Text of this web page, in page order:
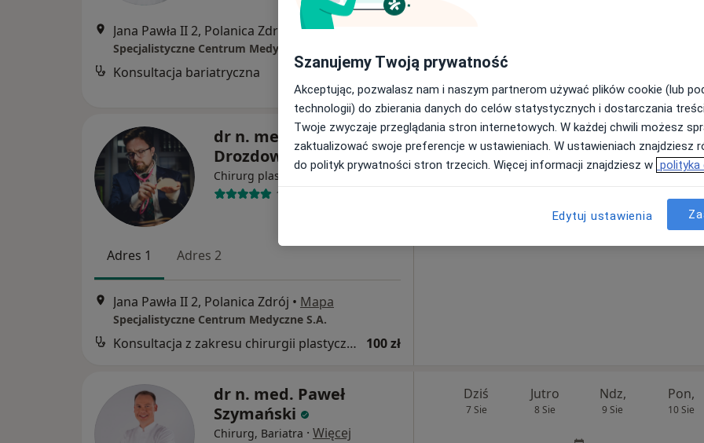
Jana Pawła II 2, Polanica Zdrój Mapa
Konsultacja bariatryczna 300 zł
dr n. med. Piotr
Drozdowski
Chirurg plastyczny Więcej
131 opinii
Adres 1 Adres 2
Jana Pawła II 2, Polanica Zdrój • Mapa
Specjalistyczne Centrum Medyczne S.A.
Konsultacja z zakresu chirurgii plastycznej 100 zł
Dziś
7 Sie
Jutro
8 Sie
Ndz,
9 Sie
Pon,
10 Sie
dr n. med. Paweł
Szymański
Chirurg, Bariatra · Więcej
Dziś
7 Sie
Jutro
8 Sie
Ndz,
9 Sie
Pon,
10 Sie
Szanujemy Twoją prywatność
Akceptując, pozwalasz nam i naszym partnerom używać plików cookie (lub
technologii) do zbierania danych do celów statystycznych i dostarczania
Twoje zwyczaje przeglądania stron internetowych. W każdej chwili możesz
zaktualizować swoje preferencje w ustawieniach. W ustawieniach znajdziesz
do polityk prywatności stron trzecich. Więcej informacji znajdziesz w polityka
Edytuj ustawienia